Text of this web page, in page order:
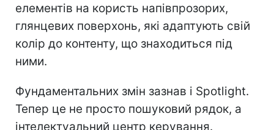
елементів на користь напівпрозорих,
глянцевих поверхонь, які адаптують свій
колір до контенту, що знаходиться під
ними.
Фундаментальних змін зазнав і Spotlight.
Тепер це не просто пошуковий рядок, а
інтелектуальний центр керування.